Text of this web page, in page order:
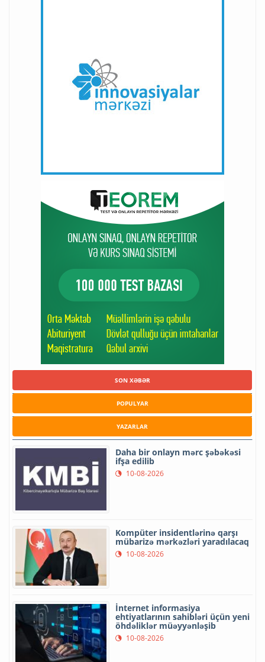
SON XƏBƏR
POPULYAR
YAZARLAR
Daha bir onlayn mərc şəbəkəsi
ifşa edilib
10-08-2026
Kompüter insidentlərinə qarşı
mübarizə mərkəzləri yaradılacaq
10-08-2026
İnternet informasiya
ehtiyatlarının sahibləri üçün yeni
öhdəliklər müəyyənləşib
10-08-2026